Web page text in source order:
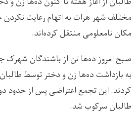
مختلف شهر هرات به اتهام رعایت
مکان نامعلومی منتقل کرده‌اند.
صبح امروز ده‌ها تن از باشندگان شهرک
به بازداشت ده‌ها زن و دختر توسط
کردند. این تجمع اعتراضی پس از حدود
طالبان سرکوب شد.